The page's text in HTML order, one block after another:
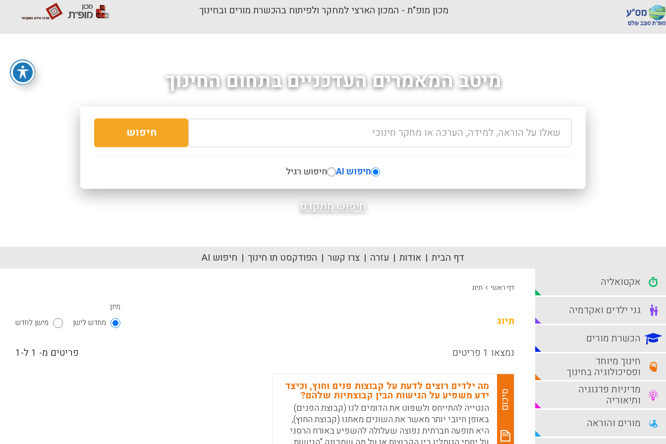
מכון מופ"ת - המכון הארצי למחקר ולפיתוח בהכשרת מורים ובחינוך
מיטב המאמרים העדכניים בתחום החינוך
חיפוש
חיפוש AI חיפוש רגיל
חיפוש מתקדם
דף הבית אודות עזרה צרו קשר הפודקסט תו חינוך חיפוש AI
דף ראשי › תיוג
תיוג
מיון:
מחדש לישן
מישן לחדש
נמצאו 1 פריטים פריטים מ- 1 ל-1
סיכום
מה ילדים רוצים לדעת על קבוצות פנים וחוץ, וכיצד
ידע משפיע על הגישות הבין קבוצתיות שלהם?
הנטייה להתייחס ולשפוט את הדומים לנו (קבוצת הפנים)
באופן חיובי יותר מאשר את השונים מאתנו (קבוצת החוץ),
היא תופעה חברתית נפוצה שעלולה להשפיע באורח הרסני
אקטואליה
גני ילדים ואקדמיה
הכשרת מורים
חינוך מיוחד
ופסיכולוגיה בחינוך
מדיניות פדגוגיה
ותיאוריה
מורים והוראה